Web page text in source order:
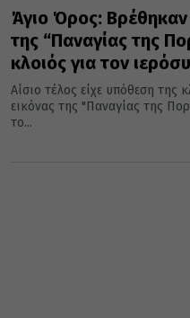
Άγιο Όρος:
της “Παναγίας της
κλοιός για τον
Αίσιο τέλος είχε υπόθεση της
εικόνας της "Παναγίας της
το...